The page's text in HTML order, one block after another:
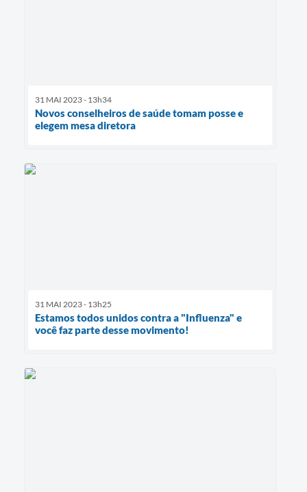
31 MAI 2023 - 13h34
Novos conselheiros de saúde tomam posse e
elegem mesa diretora
31 MAI 2023 - 13h25
Estamos todos unidos contra a "Influenza" e
você faz parte desse movimento!